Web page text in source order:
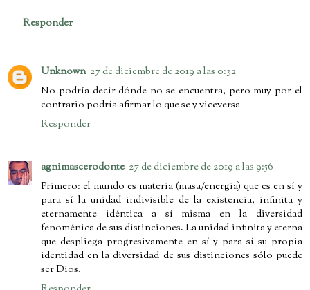
Responder
Unknown 27 de diciembre de 2019 a las 0:32
No podría decir dónde no se encuentra, pero muy por el
contrario podría afirmar lo que se y viceversa
Responder
agnimascerodonte 27 de diciembre de 2019 a las 9:56
Primero: el mundo es materia (masa/energia) que es en sí y
para sí la unidad indivisible de la existencia, infinita y
eternamente idéntica a sí misma en la diversidad
fenoménica de sus distinciones. La unidad infinita y eterna
que despliega progresivamente en sí y para sí su propia
identidad en la diversidad de sus distinciones sólo puede
ser Dios.